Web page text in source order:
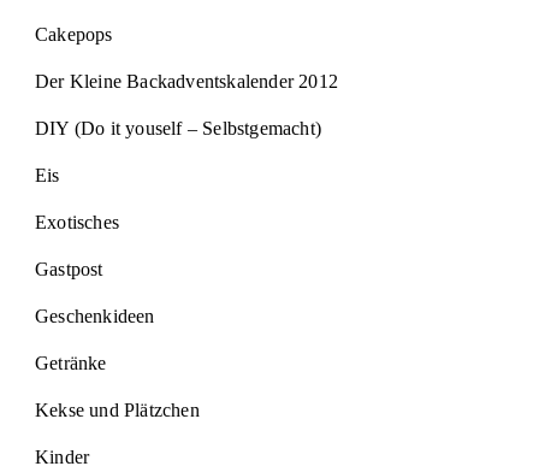
Cakepops
Der Kleine Backadventskalender 2012
DIY (Do it youself – Selbstgemacht)
Eis
Exotisches
Gastpost
Geschenkideen
Getränke
Kekse und Plätzchen
Kinder